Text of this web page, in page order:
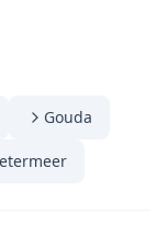
Gouda